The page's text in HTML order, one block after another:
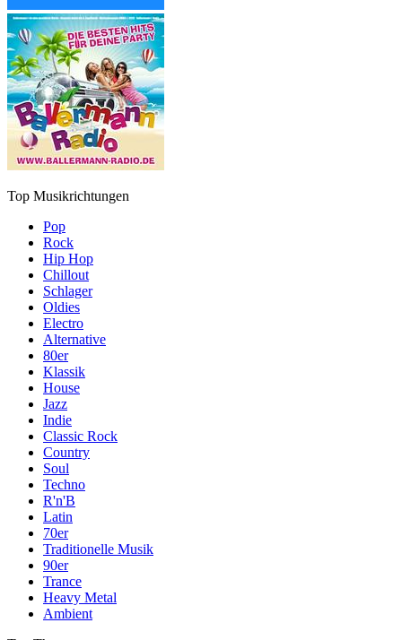
Top Musikrichtungen
Pop
Rock
Hip Hop
Chillout
Schlager
Oldies
Electro
Alternative
80er
Klassik
House
Jazz
Indie
Classic Rock
Country
Soul
Techno
R'n'B
Latin
70er
Traditionelle Musik
90er
Trance
Heavy Metal
Ambient